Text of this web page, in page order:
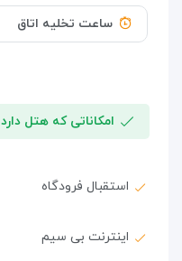
ساعت تخلیه اتاق
امکاناتی که هتل دارد
استقبال فرودگاه
اینترنت بی سیم